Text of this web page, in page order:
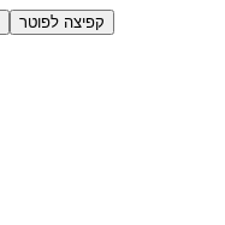
קפיצה לפוטר